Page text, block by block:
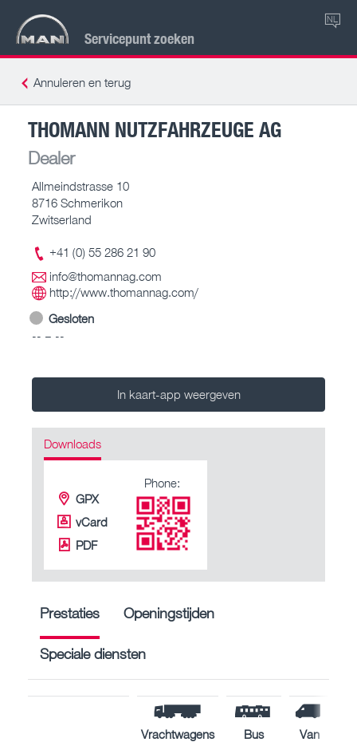
Servicepunt zoeken
NL
Annuleren en terug
THOMANN NUTZFAHRZEUGE AG
Dealer
Allmeindstrasse 10
8716 Schmerikon
Zwitserland
+41 (0) 55 286 21 90
info@thomannag.com
http://www.thomannag.com/
Gesloten
-- – --
In kaart-app weergeven
Downloads
GPX
vCard
PDF
Phone:
Prestaties Openingstijden
Speciale diensten
Vrachtwagens Bus
Van